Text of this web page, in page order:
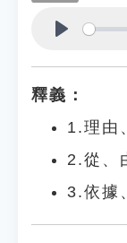
釋義：
1.理由
2.從、
3.依據